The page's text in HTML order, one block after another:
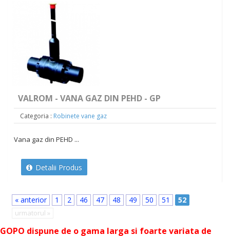
VALROM - VANA GAZ DIN PEHD - GP
Categoria : Robinete vane gaz
Vana gaz din PEHD ...
Detalii Produs
« anterior 1 2 46 47 48 49 50 51 52
urmatorul »
GOPO dispune de o gama larga si foarte variata de